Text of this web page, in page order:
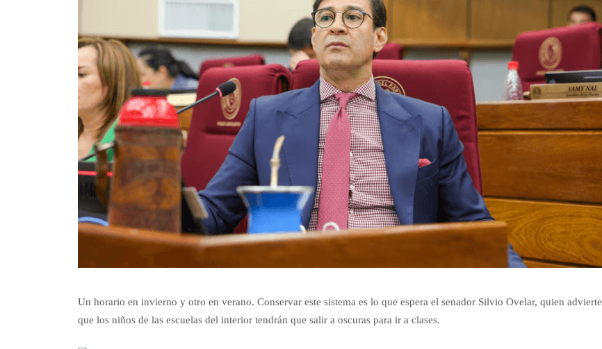
Un horario en invierno y otro en verano. Conservar este sistema es lo que espera el senador Silvio Ovelar, quien advierte
que los niños de las escuelas del interior tendrán que salir a oscuras para ir a clases.